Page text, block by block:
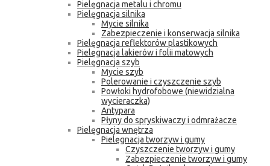
Pielęgnacja metalu i chromu
Pielęgnacja silnika
Mycie silnika
Zabezpieczenie i konserwacja silnika
Pielęgnacja reflektorów plastikowych
Pielęgnacja lakierów i folii matowych
Pielęgnacja szyb
Mycie szyb
Polerowanie i czyszczenie szyb
Powłoki hydrofobowe (niewidzialna
wycieraczka)
Antypara
Płyny do spryskiwaczy i odmrażacze
Pielęgnacja wnętrza
Pielęgnacja tworzyw i gumy
Czyszczenie tworzyw i gumy
Zabezpieczenie tworzyw i gumy